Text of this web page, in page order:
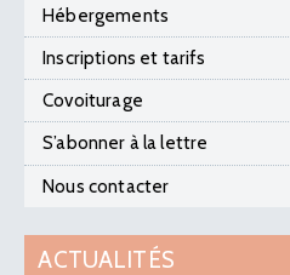
Hébergements
Inscriptions et tarifs
Covoiturage
S’abonner à la lettre
Nous contacter
ACTUALITÉS